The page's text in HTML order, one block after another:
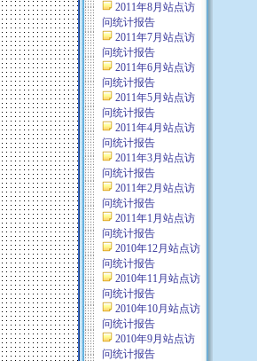
2011年8月站点访
问统计报告
2011年7月站点访
问统计报告
2011年6月站点访
问统计报告
2011年5月站点访
问统计报告
2011年4月站点访
问统计报告
2011年3月站点访
问统计报告
2011年2月站点访
问统计报告
2011年1月站点访
问统计报告
2010年12月站点访
问统计报告
2010年11月站点访
问统计报告
2010年10月站点访
问统计报告
2010年9月站点访
问统计报告